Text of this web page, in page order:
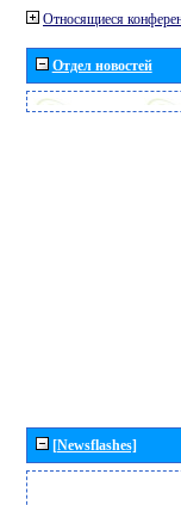
Относящиеся
Отдел новостей
[Newsflashes]